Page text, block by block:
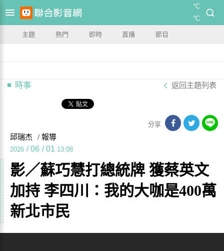
°C
°C
主題 熱門 即時 直播 節目
時事 返回主題列表
分享
邱瑞杰 / 報導
2026 / 06 / 01 13:08
影／蘇巧慧打總統牌 獲蔡英文
加持 李四川：我的大咖是400萬
新北市民